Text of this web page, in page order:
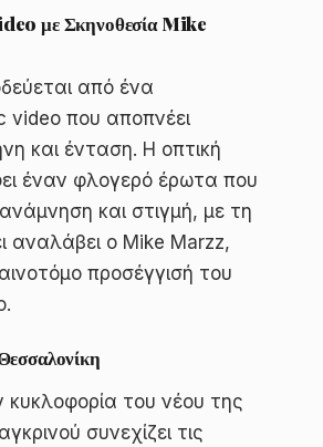
με Σκηνοθεσία Mike
από ένα
video που αποπνέει
και ένταση. Η οπτική
έναν φλογερό έρωτα που
και στιγμή, με τη
αναλάβει ο Mike Marzz,
προσέγγισή του
του νέου της
συνεχίζει τις